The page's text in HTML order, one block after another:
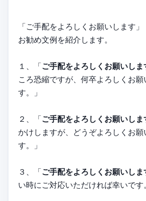
「ご手配をよろしくお願いします」
お勧め文例を紹介します。
１、「ご手配をよろしくお願いしま
ころ恐縮ですが、何卒よろしくお願
す。」
２、「ご手配をよろしくお願いしま
かけしますが、どうぞよろしくお願
す。」
３、「ご手配をよろしくお願いしま
い時にご対応いただければ幸いです